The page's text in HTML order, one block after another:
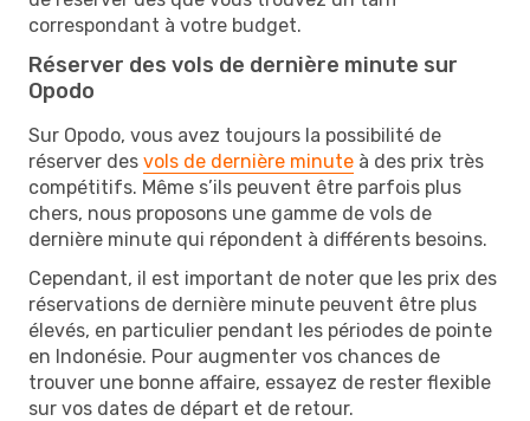
correspondant à votre budget.
Réserver des vols de dernière minute sur
Opodo
Sur Opodo, vous avez toujours la possibilité de
réserver des vols de dernière minute à des prix très
compétitifs. Même s’ils peuvent être parfois plus
chers, nous proposons une gamme de vols de
dernière minute qui répondent à différents besoins.
Cependant, il est important de noter que les prix des
réservations de dernière minute peuvent être plus
élevés, en particulier pendant les périodes de pointe
en Indonésie. Pour augmenter vos chances de
trouver une bonne affaire, essayez de rester flexible
sur vos dates de départ et de retour.